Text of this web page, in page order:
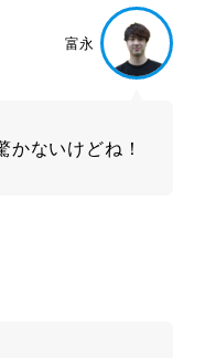
富永
かないけどね！